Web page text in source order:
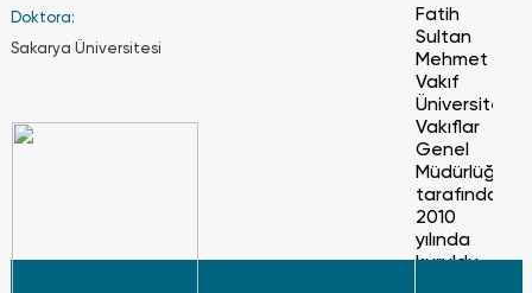
Doktora:
Sakarya Üniversitesi
Fatih
Sultan
Mehmet
Vakıf
Üniversitesi
Vakıflar
Genel
Müdürlüğü
tarafından
2010
yılında
kuruldu.